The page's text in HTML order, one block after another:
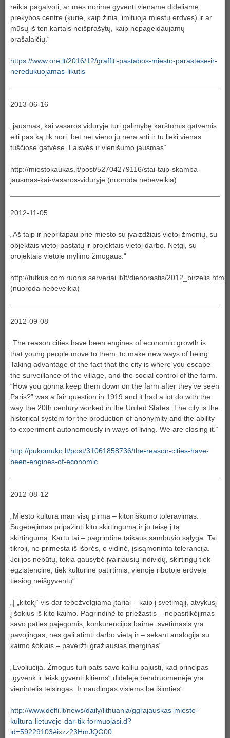
reikia pagalvoti, ar mes norime gyventi viename dideliame
prekybos centre (kurie, kaip žinia, imituoja miestų erdves) ir ar
mūsų iš ten kartais neišprašytų, kaip nepageidaujamų
prašalaičių.“
https://www.ore.lt/2016/12/graffiti-pastabos-miesto-parastese-ir-
neredukuojamas-likutis
2013-06-16
„jausmas, kai vasaros viduryje turi galimybę karštomis gatvėmis
eiti pas ką tik nori, bet nei vieno jų nėra arti ir tu lieki vienas
tuščiose gatvėse. Laisvės ir vienišumo jausmas“
http://miestokaukas.lt/post/52704279116/stai-taip-skamba-
jausmas-kai-vasaros-viduryje (nuoroda nebeveikia)
2012-11-05
„Aš taip ir nepritapau prie miesto su įvaizdžiais vietoj žmonių, su
objektais vietoj pastatų ir projektais vietoj darbo. Netgi, su
projektais vietoje mylimo žmogaus.“
http://tutkus.com.ruonis.serveriai.lt/lt/dienorastis/2012_birzelis.htm
(nuoroda nebeveikia)
2012-09-08
„The reason cities have been engines of economic growth is
that young people move to them, to make new ways of being.
Taking advantage of the fact that the city is where you escape
the surveillance of the village, and the social control of the farm.
“How you gonna keep them down on the farm after they’ve seen
Paris?” was a fair question in 1919 and it had a lot do with the
way the 20th century worked in the United States. The city is the
historical system for the production of anonymity and the ability
to experiment autonomously in ways of living. We are closing it.“
http://pukomuko.lt/post/31061858736/the-reason-cities-have-
been-engines-of-economic
2012-08-12
„Miesto kultūra man visų pirma – kitoniškumo toleravimas.
Sugebėjimas pripažinti kito skirtingumą ir jo teisę į tą
skirtingumą. Kartu tai – pagrindinė taikaus sambūvio sąlyga. Tai
tikroji, ne primesta iš išorės, o vidinė, įsisąmoninta tolerancija.
Jei jos nebūtų, tokia gausybė įvairiausių individų, skirtingų tiek
egzistencine, tiek kultūrine patirtimis, vienoje ribotoje erdvėje
tiesiog neišgyventų“
„Į „kitokį“ vis dar tebežvelgiama įtariai – kaip į svetimąjį, atvykusį
į šokius iš kito kaimo. Pagrindinė to priežastis – nepasitikėjimas
savo paties pajėgomis, konkurencijos baimė: svetimasis yra
pavojingas, nes gali atimti darbo vietą ir – sekant analogija su
kaimo šokiais – paveržti gražiausias merginas“
„Evoliucija. Žmogus turi pats savo kailiu pajusti, kad principas
„gyvenk ir leisk gyventi kitiems“ didelėje bendruomenėje yra
vienintelis teisingas. Ir naudingas visiems be išimties“
http://www.delfi.lt/news/daily/lithuania/ggrajauskas-miesto-
kultura-lietuvoje-dar-tik-formuojasi.d?
id=59229103#ixzz23HmJQG00